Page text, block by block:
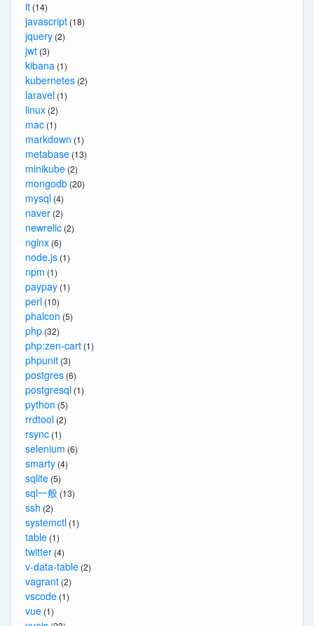
it (14)
javascript (18)
jquery (2)
jwt (3)
kibana (1)
kubernetes (2)
laravel (1)
linux (2)
mac (1)
markdown (1)
metabase (13)
minikube (2)
mongodb (20)
mysql (4)
naver (2)
newrelic (2)
nginx (6)
node.js (1)
npm (1)
paypay (1)
perl (10)
phalcon (5)
php (32)
php:zen-cart (1)
phpunit (3)
postgres (6)
postgresql (1)
python (5)
rrdtool (2)
rsync (1)
selenium (6)
smarty (4)
sqlite (5)
sql一般 (13)
ssh (2)
systemctl (1)
table (1)
twitter (4)
v-data-table (2)
vagrant (2)
vscode (1)
vue (1)